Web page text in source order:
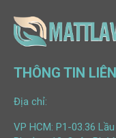
THÔNG TIN
Địa chỉ:
VP HCM: P1-03.36